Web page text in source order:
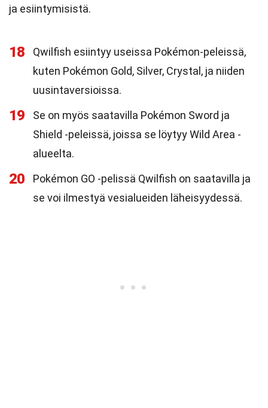
ja esiintymisistä.
18
Qwilfish esiintyy useissa Pokémon-peleissä,
kuten Pokémon Gold, Silver, Crystal, ja niiden
uusintaversioissa.
19
Se on myös saatavilla Pokémon Sword ja
Shield -peleissä, joissa se löytyy Wild Area -
alueelta.
20
Pokémon GO -pelissä Qwilfish on saatavilla ja
se voi ilmestyä vesialueiden läheisyydessä.